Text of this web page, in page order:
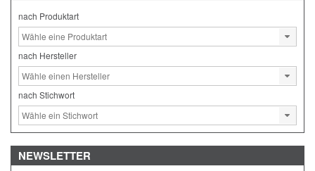
nach Produktart
nach Hersteller
nach Stichwort
NEWSLETTER